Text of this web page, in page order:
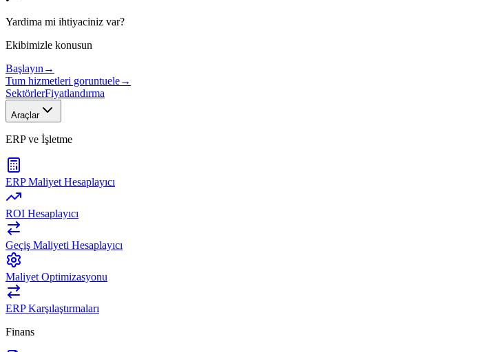
Yardima mi ihtiyaciniz var?
Ekibimizle konusun
Başlayın →
Tum hizmetleri goruntuele→
SektörlerFiyatlandırma
Araçlar
ERP ve İşletme
ERP Maliyet Hesaplayıcı
ROI Hesaplayıcı
Geçiş Maliyeti Hesaplayıcı
Maliyet Optimizasyonu
ERP Karşılaştırmaları
Finans